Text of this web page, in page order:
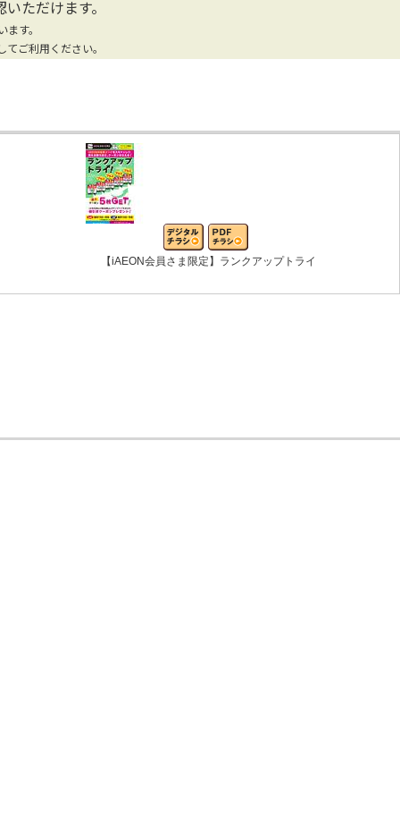
ただけます。
す。
ご利用ください。
【iAEON会員さま限定】ランクアップトライ